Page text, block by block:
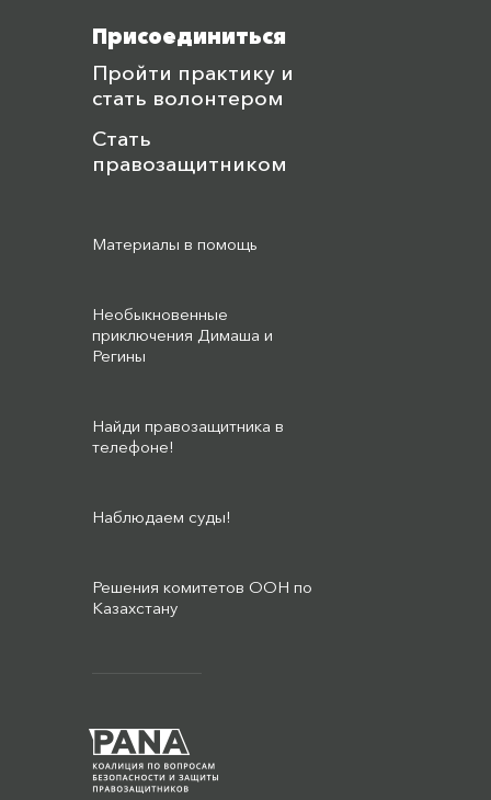
Присоединиться
Пройти практику и
стать волонтером
Стать
правозащитником
Материалы в помощь
Необыкновенные
приключения Димаша и
Регины
Найди правозащитника в
телефоне!
Наблюдаем суды!
Решения комитетов ООН по
Казахстану